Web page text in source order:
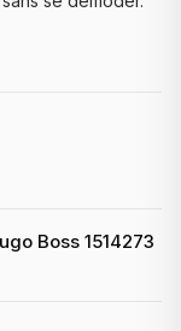
Boss 1514273